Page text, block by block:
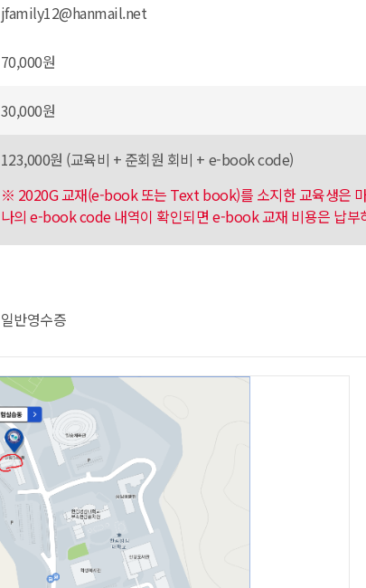
jfamily12@hanmail.net
70,000원
30,000원
123,000원 (교육비 + 준회원 회비 + e-book code)
※ 2020G 교재(e-book 또는 Text book)를 소지한 교육생은
나의 e-book code 내역이 확인되면 e-book 교재 비용은 납부
일반영수증